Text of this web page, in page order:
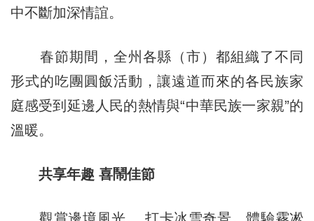
中不斷加深情誼。
春節期間，全州各縣（市）都組織了不同
形式的吃團圓飯活動，讓遠道而來的各民族家
庭感受到延邊人民的熱情與“中華民族一家親”的
溫暖。
共享年趣 喜鬧佳節
觀賞邊境風光、 打卡冰雪奇景、體驗霧凇